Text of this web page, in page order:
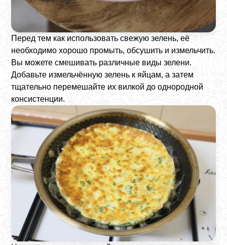
Перед тем как использовать свежую зелень, её
необходимо хорошо промыть, обсушить и измельчить.
Вы можете смешивать различные виды зелени.
Добавьте измельчённую зелень к яйцам, а затем
тщательно перемешайте их вилкой до однородной
консистенции.